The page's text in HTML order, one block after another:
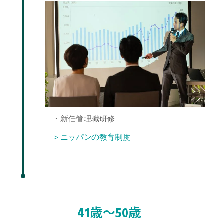
・新任管理職研修
＞ニッパンの教育制度
41歳〜50歳